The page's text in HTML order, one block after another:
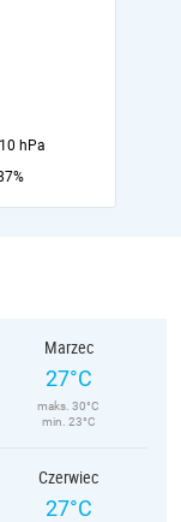
hPa
Marzec
27°C
maks. 30°C
min. 23°C
Czerwiec
27°C